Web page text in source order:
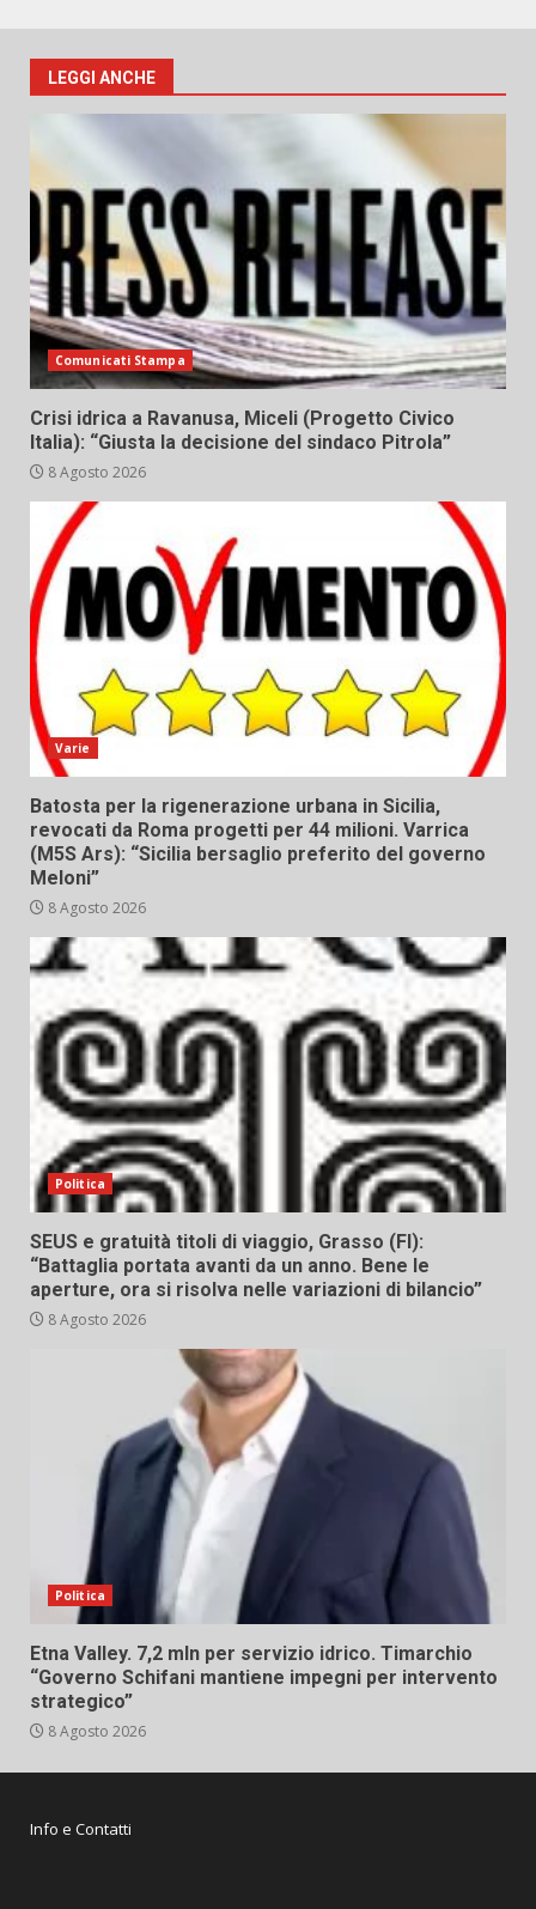
LEGGI ANCHE
Comunicati Stampa
Crisi idrica a Ravanusa, Miceli (Progetto Civico
Italia): “Giusta la decisione del sindaco Pitrola”
8 Agosto 2026
Varie
Batosta per la rigenerazione urbana in Sicilia,
revocati da Roma progetti per 44 milioni. Varrica
(M5S Ars): “Sicilia bersaglio preferito del governo
Meloni”
8 Agosto 2026
Politica
SEUS e gratuità titoli di viaggio, Grasso (FI):
“Battaglia portata avanti da un anno. Bene le
aperture, ora si risolva nelle variazioni di bilancio”
8 Agosto 2026
Politica
Etna Valley. 7,2 mln per servizio idrico. Timarchio
“Governo Schifani mantiene impegni per intervento
strategico”
8 Agosto 2026
Info e Contatti